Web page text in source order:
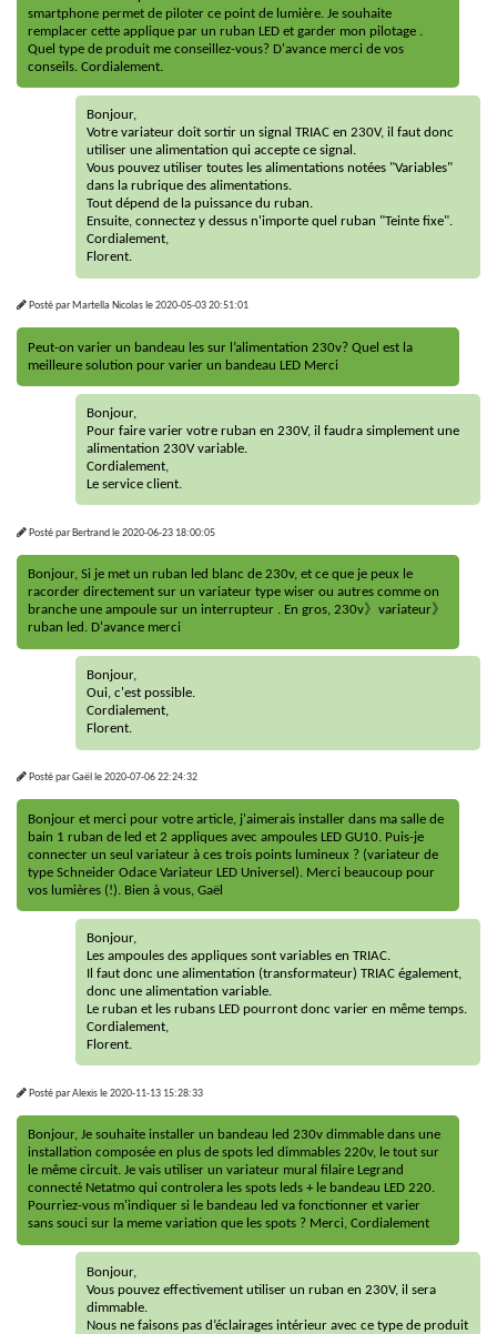
smartphone permet de piloter ce point de lumière. Je souhaite
remplacer cette applique par un ruban LED et garder mon pilotage .
Quel type de produit me conseillez-vous? D'avance merci de vos
conseils. Cordialement.
Bonjour,
Votre variateur doit sortir un signal TRIAC en 230V, il faut donc
utiliser une alimentation qui accepte ce signal.
Vous pouvez utiliser toutes les alimentations notées "Variables"
dans la rubrique des alimentations.
Tout dépend de la puissance du ruban.
Ensuite, connectez y dessus n'importe quel ruban "Teinte fixe".
Cordialement,
Florent.
Posté parMartella Nicolasle2020-05-03 20:51:01
Peut-on varier un bandeau les sur l’alimentation 230v? Quel est la
meilleure solution pour varier un bandeau LED Merci
Bonjour,
Pour faire varier votre ruban en 230V, il faudra simplement une
alimentation 230V variable.
Cordialement,
Le service client.
Posté parBertrand le2020-06-23 18:00:05
Bonjour, Si je met un ruban led blanc de 230v, et ce que je peux le
racorder directement sur un variateur type wiser ou autres comme on
branche une ampoule sur un interrupteur . En gros, 230v》variateur》
ruban led. D'avance merci
Bonjour,
Oui, c'est possible.
Cordialement,
Florent.
Posté parGaëlle2020-07-06 22:24:32
Bonjour et merci pour votre article, j'aimerais installer dans ma salle de
bain 1 ruban de led et 2 appliques avec ampoules LED GU10. Puis-je
connecter un seul variateur à ces trois points lumineux ? (variateur de
type Schneider Odace Variateur LED Universel). Merci beaucoup pour
vos lumières (!). Bien à vous, Gaël
Bonjour,
Les ampoules des appliques sont variables en TRIAC.
Il faut donc une alimentation (transformateur) TRIAC également,
donc une alimentation variable.
Le ruban et les rubans LED pourront donc varier en même temps.
Cordialement,
Florent.
Posté parAlexisle2020-11-13 15:28:33
Bonjour, Je souhaite installer un bandeau led 230v dimmable dans une
installation composée en plus de spots led dimmables 220v, le tout sur
le même circuit. Je vais utiliser un variateur mural filaire Legrand
connecté Netatmo qui controlera les spots leds + le bandeau LED 220.
Pourriez-vous m'indiquer si le bandeau led va fonctionner et varier
sans souci sur la meme variation que les spots ? Merci, Cordialement
Bonjour,
Vous pouvez effectivement utiliser un ruban en 230V, il sera
dimmable.
Nous ne faisons pas d’éclairages intérieur avec ce type de produit